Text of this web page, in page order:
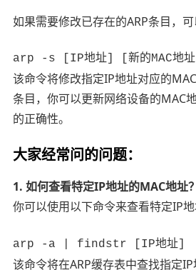
如果需要修改已存在的ARP条目，可
arp -s [IP地址] [新的MAC地址]
该命令将修改指定IP地址对应的
条目，你可以更新网络设备的MAC
的正确性。
大家经常问的问题：
1. 如何查看特定IP地址的MAC地址？
你可以使用以下命令来查看特定IP地
arp -a | findstr [IP地址]
该命令将在ARP缓存表中查找指定